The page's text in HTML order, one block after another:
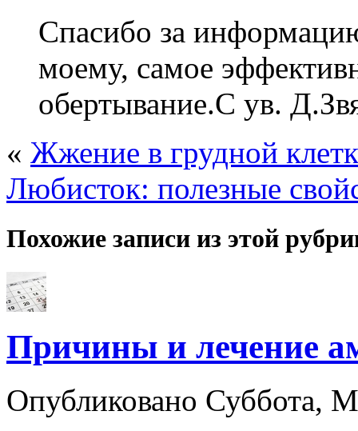
Спасибо за
моему, самое
обертывание.С ув.
« Жжение в грудной
Любисток: полезные
Похожие записи из этой
Причины и лечение
Опубликовано Суббота,